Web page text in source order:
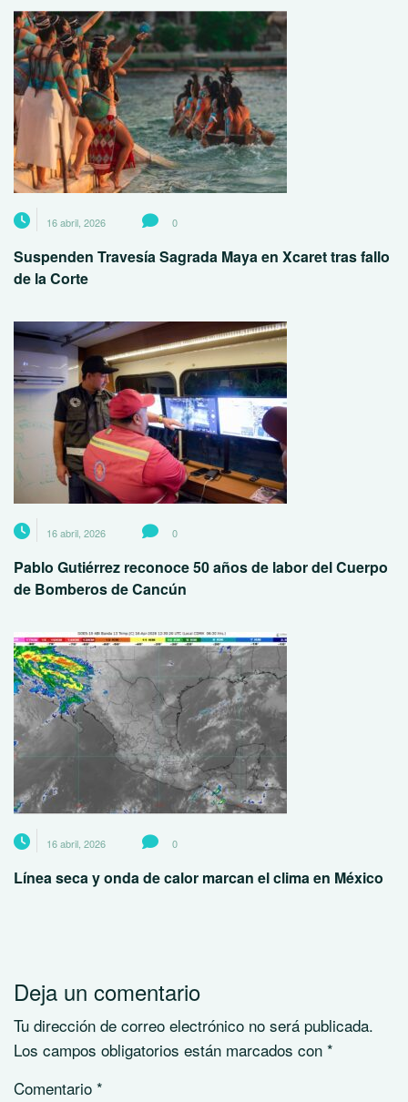
16 abril, 2026 0
Suspenden Travesía Sagrada Maya en Xcaret tras fallo
de la Corte
16 abril, 2026 0
Pablo Gutiérrez reconoce 50 años de labor del Cuerpo
de Bomberos de Cancún
16 abril, 2026 0
Línea seca y onda de calor marcan el clima en México
Deja un comentario
Tu dirección de correo electrónico no será publicada.
Los campos obligatorios están marcados con *
Comentario *